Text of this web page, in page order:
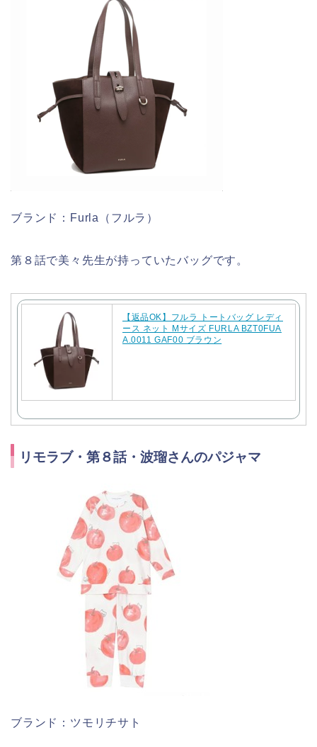
ブランド：Furla（フルラ）
第８話で美々先生が持っていたバッグです。
【返品OK】フルラ トートバッグ レディ
ース ネット Mサイズ FURLA BZT0FUA
A.0011 GAF00 ブラウン
リモラブ・第８話・波瑠さんのパジャマ
ブランド：ツモリチサト